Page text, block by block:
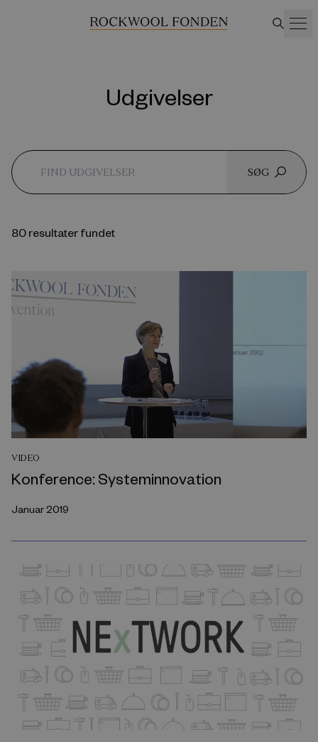
Udgivelser
SØG
80 resultater fundet
VIDEO
Konference: Systeminnovation
Januar 2019